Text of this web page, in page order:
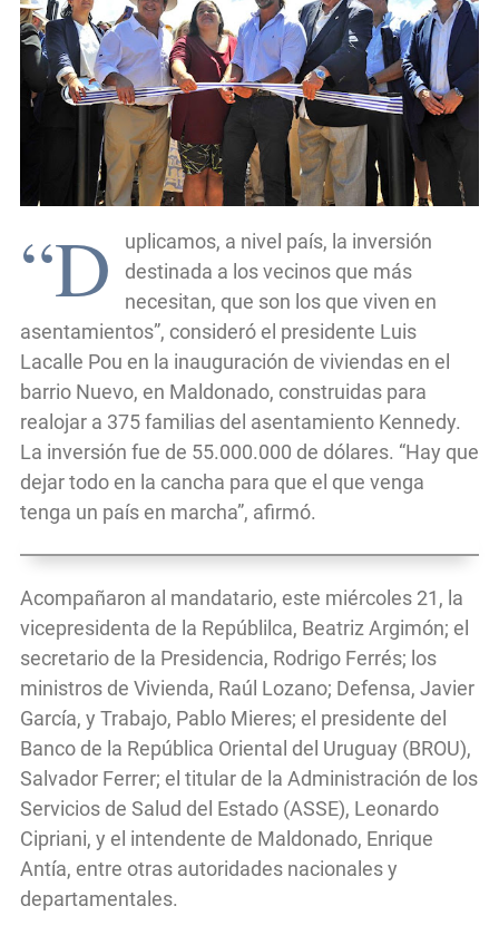
“D
uplicamos, a nivel país, la inversión
destinada a los vecinos que más
necesitan, que son los que viven en
asentamientos”, consideró el presidente Luis
Lacalle Pou en la inauguración de viviendas en el
barrio Nuevo, en Maldonado, construidas para
realojar a 375 familias del asentamiento Kennedy.
La inversión fue de 55.000.000 de dólares. “Hay que
dejar todo en la cancha para que el que venga
tenga un país en marcha”, afirmó.
Acompañaron al mandatario, este miércoles 21, la
vicepresidenta de la Repúblilca, Beatriz Argimón; el
secretario de la Presidencia, Rodrigo Ferrés; los
ministros de Vivienda, Raúl Lozano; Defensa, Javier
García, y Trabajo, Pablo Mieres; el presidente del
Banco de la República Oriental del Uruguay (BROU),
Salvador Ferrer; el titular de la Administración de los
Servicios de Salud del Estado (ASSE), Leonardo
Cipriani, y el intendente de Maldonado, Enrique
Antía, entre otras autoridades nacionales y
departamentales.